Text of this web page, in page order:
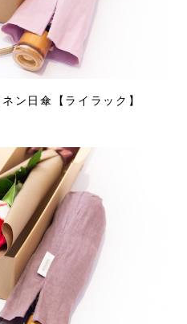
ン日傘【ライラック】